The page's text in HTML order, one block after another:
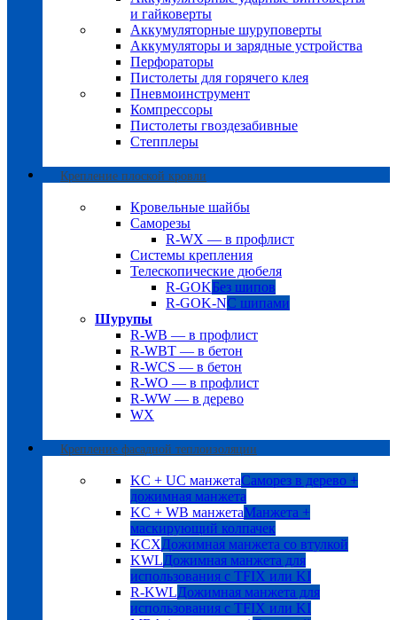
и гайковерты
Аккумуляторные шуруповерты
Аккумуляторы и зарядные устройства
Перфораторы
Пистолеты для горячего клея
Пневмоинструмент
Компрессоры
Пистолеты гвоздезабивные
Степплеры
Крепление плоской кровли
Кровельные шайбы
Саморезы
R-WX — в профлист
Системы крепления
Телескопические дюбеля
R-GOKБез шипов
R-GOK-NС шипами
Шурупы
R-WB — в профлист
R-WBT — в бетон
R-WCS — в бетон
R-WO — в профлист
R-WW — в дерево
WX
Крепление фасадной теплоизоляции
KC + UC манжетаСаморез в дерево +
дожимная манжета
KC + WB манжетаМанжета +
маскирующий колпачек
KCXДожимная манжета со втулкой
KWLДожимная манжета для
использования с TFIX или KI
R-KWLДожимная манжета для
использования с TFIX или KI